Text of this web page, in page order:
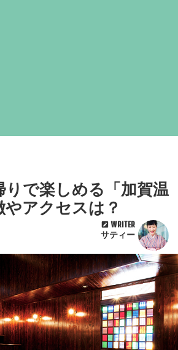
りで楽しめる「加賀温
アクセスは？
WRITER
サティー